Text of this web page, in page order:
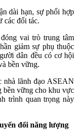
dài hạn, sự phối hợp
các đối tác.
vai trò trung tâm
giảm sự phụ thuộc
dân đều có cơ hội
bền vững.
nhà lãnh đạo ASEAN
bền vững cho khu vực
trình quan trọng này
đổi năng lượng